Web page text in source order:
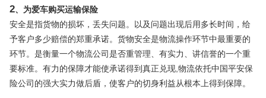
2、为爱车购买运输保险
安全是指货物的损坏，丢失问题。以及问题出现后用多长时间，给
予客户多少赔偿的郑重承诺。货物安全是物流操作环节中最重要的
环节。是衡量一个物流公司是否重管理、有实力、讲信誉的一个重
要标准。有力的保障才能使承诺得到真正兑现 ,物流依托中国平安保
险公司的强大实力做后盾，使客户的切身利益从根本上得到保障。